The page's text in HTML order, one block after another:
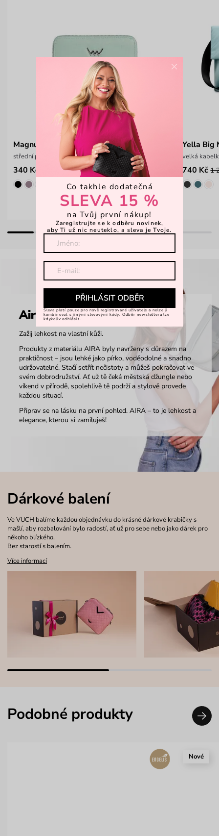
Magnus Mint
střední peněženka na zip
340 Kč 549 Kč
Yella Big
velká
740 Kč 1
Aira
Zažij lehkost na vlastní kůži.
Produkty z materiálu AIRA byly navrženy s důrazem na
praktičnost – jsou lehké jako pírko, voděodolné a snadno
udržovatelné. Stačí setřít nečistoty a můžeš pokračovat ve
svém dobrodružství. Ať už tě čeká městská džungle nebo
víkend v přírodě, spolehlivě tě podrží a stylově provede
každou situací.
Připrav se na lásku na první pohled. AIRA – to je lehkost a
elegance, kterou si zamiluješ!
Dárkové balení
Ve VUCH balíme každou objednávku do krásné dárkové krabičky s
mašlí, aby rozbalování bylo radostí, ať už pro sebe nebo jako dárek pro
někoho blízkého.
Bez starostí s balením.
Více informací
Podobné produkty
Nové
×
Co takhle dodatečná
SLEVA 15 %
na Tvůj první nákup!
Zaregistrujte se k odběru novinek,
aby Ti už nic neuteklo, a sleva je Tvoje.
PŘIHLÁSIT ODBĚR
Sleva platí pouze pro nově registrované uživatele a nelze ji
kombinovat s jinými slevovými kódy. Odběr newsletteru lze
kdykoliv odhlásit.